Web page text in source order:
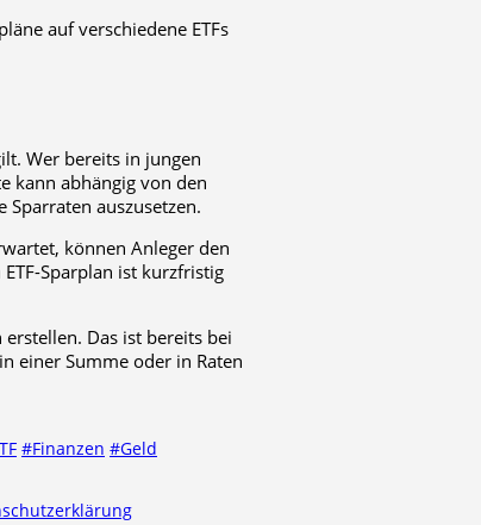
auf verschiedene ETFs
Wer bereits in jungen
kann abhängig von den
auszusetzen.
können Anleger den
Sparplan ist kurzfristig
Das ist bereits bei
einer Summe oder in Raten
#Finanzen #Geld